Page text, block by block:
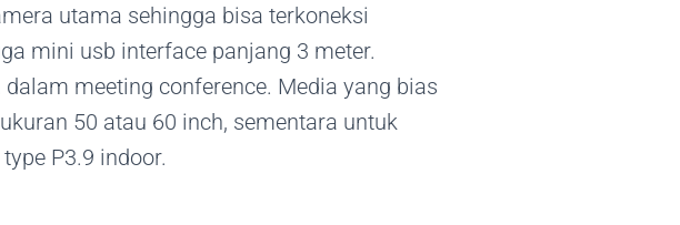
utama sehingga bisa terkoneksi
mini usb interface panjang 3 meter.
meeting conference. Media yang bias
50 atau 60 inch, sementara untuk
P3.9 indoor.